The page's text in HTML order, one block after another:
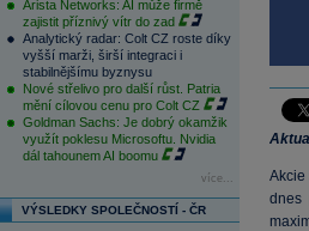
Arista Networks: AI může firmě
zajistit příznivý vítr do zad
Analytický radar: Colt CZ roste díky
vyšší marži, širší integraci i
stabilnějšímu byznysu
Nové střelivo pro další růst. Patria
mění cílovou cenu pro Colt CZ
Goldman Sachs: Je dobrý okamžik
využít poklesu Microsoftu. Nvidia
dál tahounem AI boomu
více...
VÝSLEDKY SPOLEČNOSTÍ - ČR
Akcie
dnes